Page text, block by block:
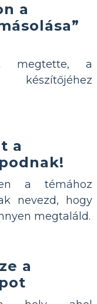
a
megtette, a
készítőjéhez
a
a témához
nevezd, hogy
megtaláld.
a